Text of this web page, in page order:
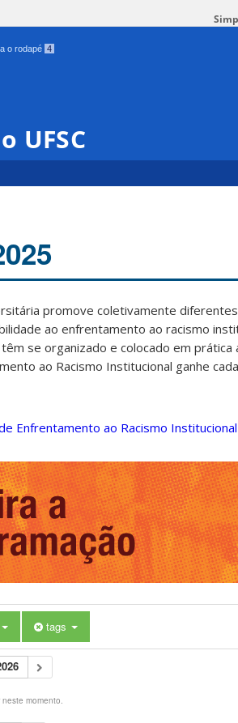
o rodapé 4
UFSC
promove coletivamente
ao enfrentamento ao racismo
se organizado e colocado em prática
ao Racismo Institucional ganhe
Enfrentamento ao Racismo Institucional
tags
momento.